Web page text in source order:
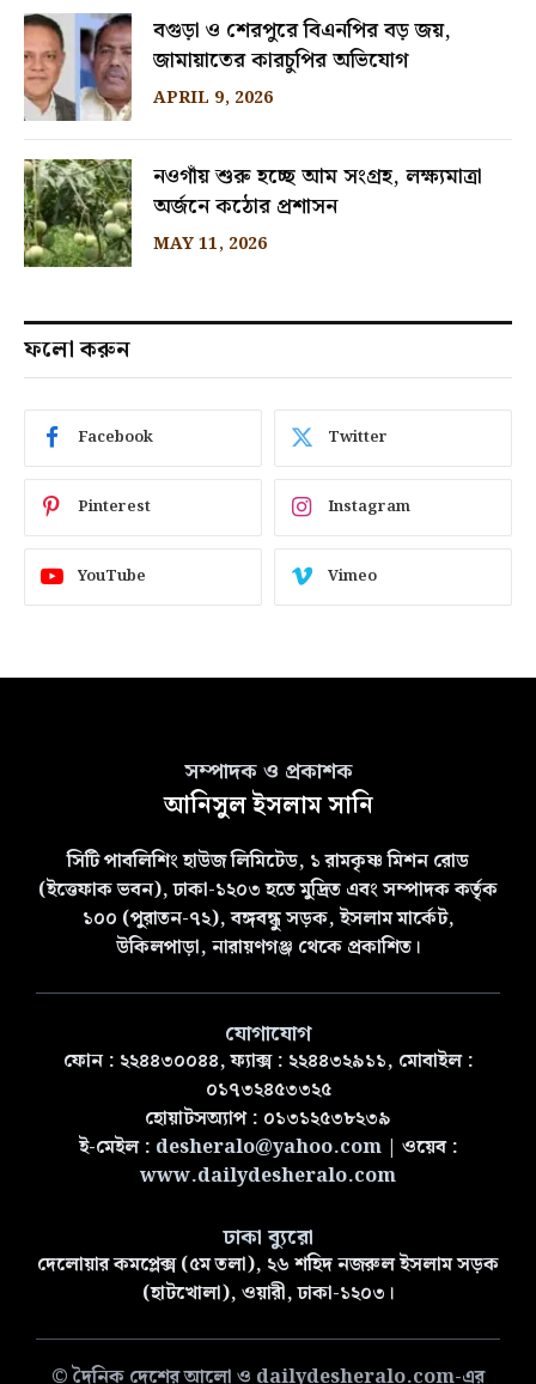
বগুড়া ও শেরপুরে বিএনপির বড় জয়,
জামায়াতের কারচুপির অভিযোগ
APRIL 9, 2026
নওগাঁয় শুরু হচ্ছে আম সংগ্রহ, লক্ষ্যমাত্রা
অর্জনে কঠোর প্রশাসন
MAY 11, 2026
ফলো করুন
Facebook Twitter
Pinterest Instagram
YouTube Vimeo
সম্পাদক ও প্রকাশক
আনিসুল ইসলাম সানি
সিটি পাবলিশিং হাউজ লিমিটেড, ১ রামকৃষ্ণ মিশন রোড
(ইত্তেফাক ভবন), ঢাকা-১২০৩ হতে মুদ্রিত এবং সম্পাদক কর্তৃক
১০০ (পুরাতন-৭২), বঙ্গবন্ধু সড়ক, ইসলাম মার্কেট,
উকিলপাড়া, নারায়ণগঞ্জ থেকে প্রকাশিত।
যোগাযোগ
ফোন : ২২৪৪৩০০৪৪, ফ্যাক্স : ২২৪৪৩২৯১১, মোবাইল :
০১৭৩২৪৫৩৩২৫
হোয়াটসঅ্যাপ : ০১৩১২৫৩৮২৩৯
ই-মেইল : desheralo@yahoo.com| ওয়েব :
www.dailydesheralo.com
ঢাকা ব্যুরো
দেলোয়ার কমপ্লেক্স (৫ম তলা), ২৬ শহিদ নজরুল ইসলাম সড়ক
(হাটখোলা), ওয়ারী, ঢাকা-১২০৩।
© দৈনিক দেশের আলো ও dailydesheralo.com-এর